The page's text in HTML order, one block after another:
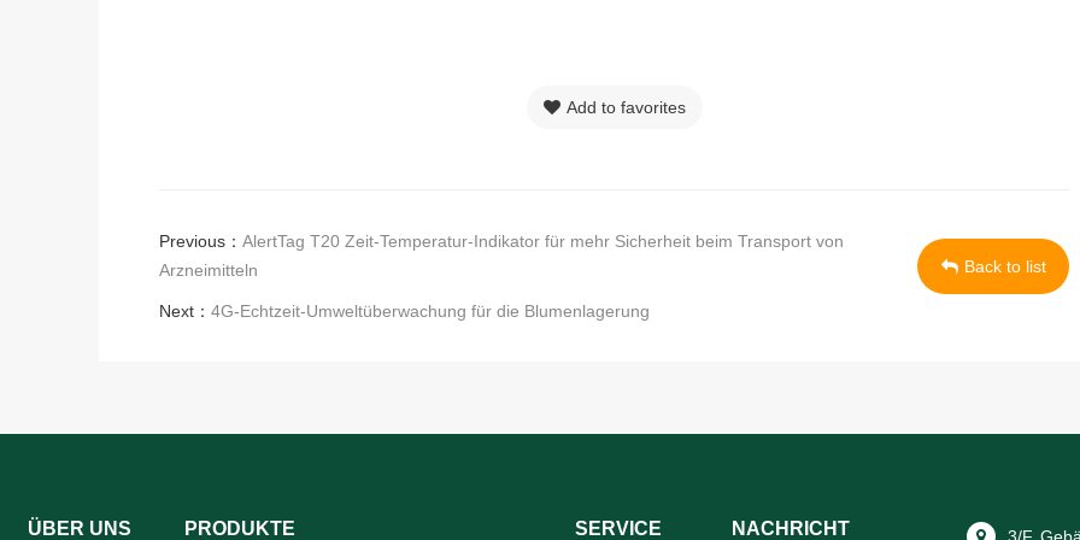
Add to favorites
Previous： AlertTag T20 Zeit-Temperatur-Indikator für mehr Sicherheit beim Transport von
Arzneimitteln
Next： 4G-Echtzeit-Umweltüberwachung für die Blumenlagerung
Back to list
ÜBER UNS PRODUKTE SERVICE NACHRICHT